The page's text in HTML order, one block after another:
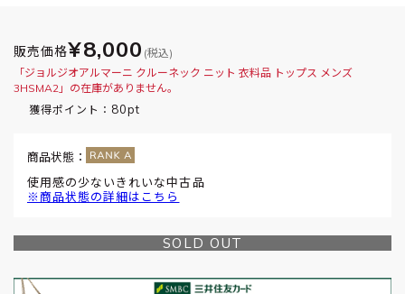
販売価格¥8,000 (税込)
「ジョルジオアルマーニ クルーネック ニット 衣料品 トップス メンズ
3HSMA2」の在庫がありません。
獲得ポイント： 80pt
商品状態：
使用感の少ないきれいな中古品
※商品状態の詳細はこちら
SOLD OUT